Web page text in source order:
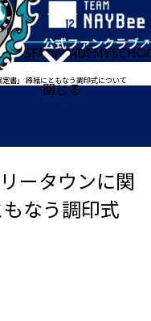
閉じる
FANACADEMY
書」 締結にともなう調印式について
ータウンに関
なう調印式